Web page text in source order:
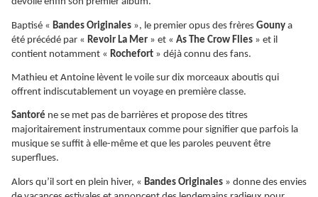
Baptisé « Bandes Originales », le premier opus des frères Gouny a
été précédé par « Revoir La Mer » et « As The Crow Flies » et il
contient notamment « Rochefort » déjà connu des fans.
Mathieu et Antoine lèvent le voile sur dix morceaux aboutis qui
offrent indiscutablement un voyage en première classe.
Santoré ne se met pas de barrières et propose des titres
majoritairement instrumentaux comme pour signifier que parfois la
musique se suffit à elle-même et que les paroles peuvent être
superflues.
Alors qu’il sort en plein hiver, « Bandes Originales » donne des envies